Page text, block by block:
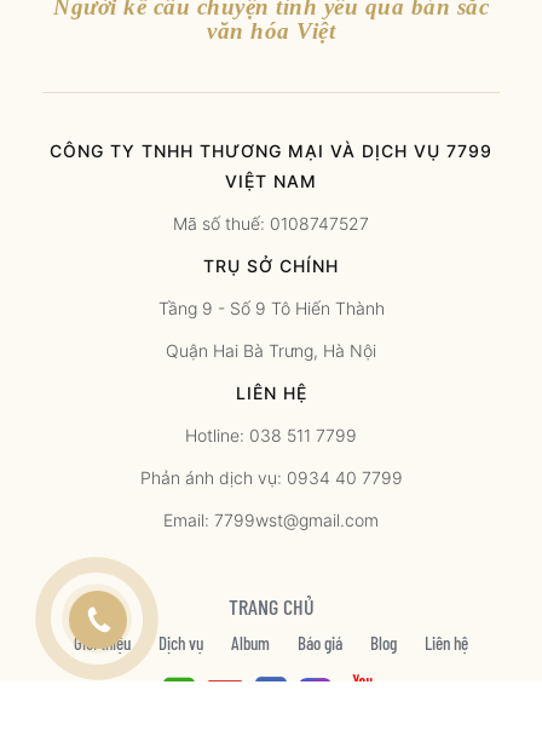
Người kể câu chuyện tình yêu qua bản sắc
văn hóa Việt
CÔNG TY TNHH THƯƠNG MẠI VÀ DỊCH VỤ 7799
VIỆT NAM
Mã số thuế: 0108747527
TRỤ SỞ CHÍNH
Tầng 9 - Số 9 Tô Hiến Thành
Quận Hai Bà Trưng, Hà Nội
LIÊN HỆ
Hotline: 038 511 7799
Phản ánh dịch vụ: 0934 40 7799
Email: 7799wst@gmail.com
TRANG CHỦ
Giới thiệu Dịch vụ Album Báo giá Blog Liên hệ